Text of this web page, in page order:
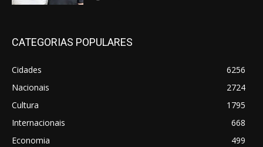
CATEGORIAS POPULARES
Cidades
6256
Nacionais
2724
Cultura
1795
Internacionais
668
Economia
499